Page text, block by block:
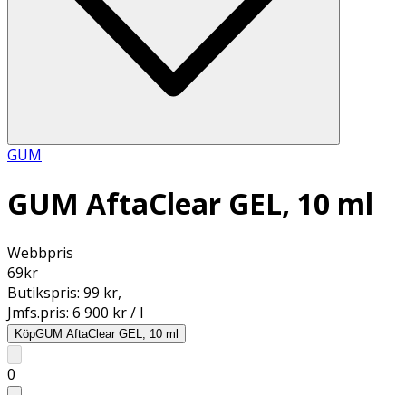
GUM
GUM AftaClear GEL, 10 ml
Webbpris
69kr
Butikspris: 99 kr,
Jmfs.pris: 6 900 kr / l
KöpGUM AftaClear GEL, 10 ml
0